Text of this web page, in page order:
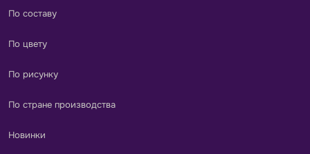
По составу
По цвету
По рисунку
По стране производства
Новинки